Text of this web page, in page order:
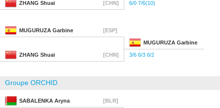
ZHANG Shuai [CHN] 6/0 7/6(10)
MUGURUZA Garbine [ESP]
MUGURUZA Garbine
ZHANG Shuai [CHN] 3/6 6/3 6/2
Groupe ORCHID
SABALENKA Aryna [BLR]